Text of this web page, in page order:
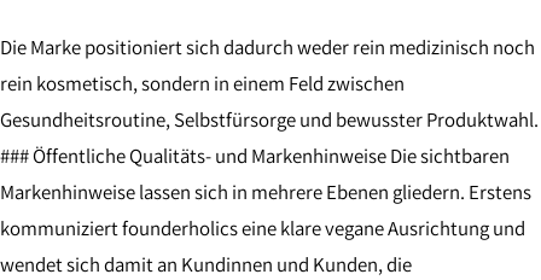
Die Marke positioniert sich dadurch weder rein medizinisch noch
rein kosmetisch, sondern in einem Feld zwischen
Gesundheitsroutine, Selbstfürsorge und bewusster Produktwahl.
### Öffentliche Qualitäts- und Markenhinweise Die sichtbaren
Markenhinweise lassen sich in mehrere Ebenen gliedern. Erstens
kommuniziert founderholics eine klare vegane Ausrichtung und
wendet sich damit an Kundinnen und Kunden, die